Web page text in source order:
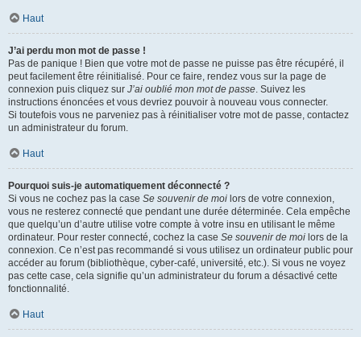
Haut
J’ai perdu mon mot de passe !
Pas de panique ! Bien que votre mot de passe ne puisse pas être récupéré, il
peut facilement être réinitialisé. Pour ce faire, rendez vous sur la page de
connexion puis cliquez sur J’ai oublié mon mot de passe. Suivez les
instructions énoncées et vous devriez pouvoir à nouveau vous connecter.
Si toutefois vous ne parveniez pas à réinitialiser votre mot de passe, contactez
un administrateur du forum.
Haut
Pourquoi suis-je automatiquement déconnecté ?
Si vous ne cochez pas la case Se souvenir de moi lors de votre connexion,
vous ne resterez connecté que pendant une durée déterminée. Cela empêche
que quelqu’un d’autre utilise votre compte à votre insu en utilisant le même
ordinateur. Pour rester connecté, cochez la case Se souvenir de moi lors de la
connexion. Ce n’est pas recommandé si vous utilisez un ordinateur public pour
accéder au forum (bibliothèque, cyber-café, université, etc.). Si vous ne voyez
pas cette case, cela signifie qu’un administrateur du forum a désactivé cette
fonctionnalité.
Haut